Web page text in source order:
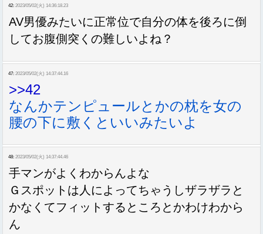
42: 2023/05/02(火) 14:36:18.23
AV男優みたいに正常位で自分の体を後ろに倒
してお腹側突くの難しいよね？
47: 2023/05/02(火) 14:37:44.16
>>42
なんかテンピュールとかの枕を女の
腰の下に敷くといいみたいよ
48: 2023/05/02(火) 14:37:44.46
手マンがよくわからんよな
Ｇスポットは人によってちゃうしザラザラと
かなくてフィットするところとかわけわから
ん